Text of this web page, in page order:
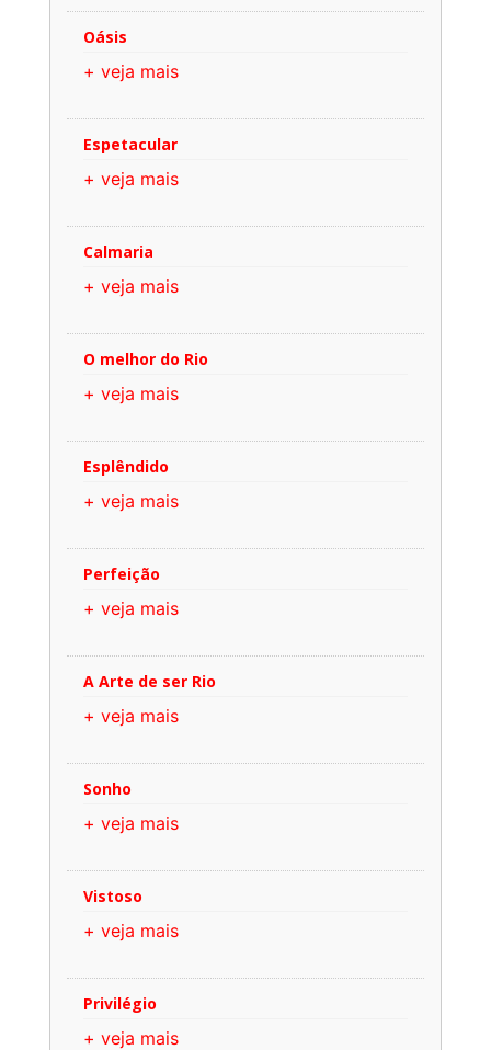
Oásis
+ veja mais
Espetacular
+ veja mais
Calmaria
+ veja mais
O melhor do Rio
+ veja mais
Esplêndido
+ veja mais
Perfeição
+ veja mais
A Arte de ser Rio
+ veja mais
Sonho
+ veja mais
Vistoso
+ veja mais
Privilégio
+ veja mais